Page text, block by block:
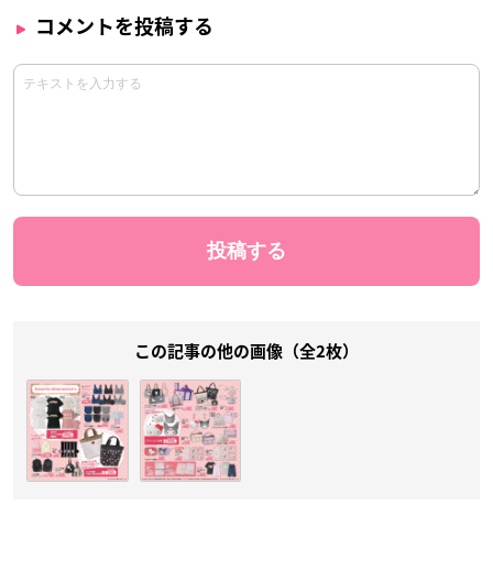
コメントを投稿する
この記事の他の画像（全2枚）